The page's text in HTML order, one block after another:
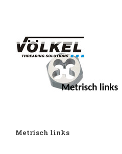
Metrisch links